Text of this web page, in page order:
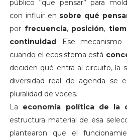
público “qué pensar” para
con influir en sobre qué
por frecuencia, posición,
continuidad. Ese mecanismo
cuando el ecosistema está
deciden qué entra al circuito, la
diversidad real de agenda se
pluralidad de voces.
La economía política de la
estructura material de esa
plantearon que el